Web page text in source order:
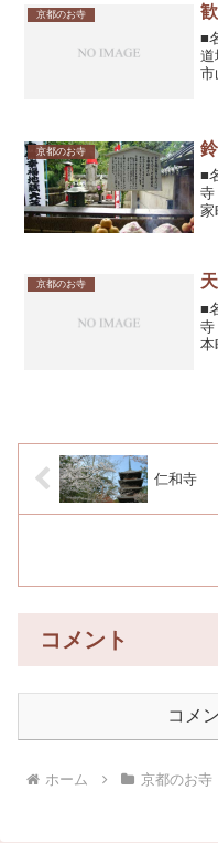
京都のお寺
■
道
市
京都のお寺
■
寺
家
京都のお寺
■
寺
本
仁和寺
コメント
コメ
ホーム 京都のお寺